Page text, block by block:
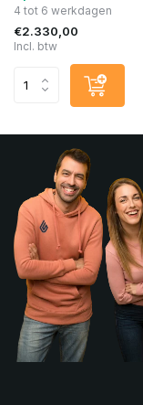
4 tot 6 werkdagen
€2.330,00
Incl. btw